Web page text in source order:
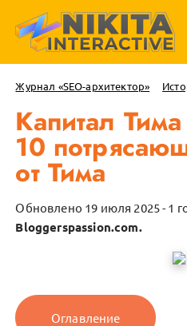
Журнал «SEO-архитектор»
Капитал
10
от Тима
Обновлено 19 июля 2025 - 1
Bloggerspassion.com.
Оглавление